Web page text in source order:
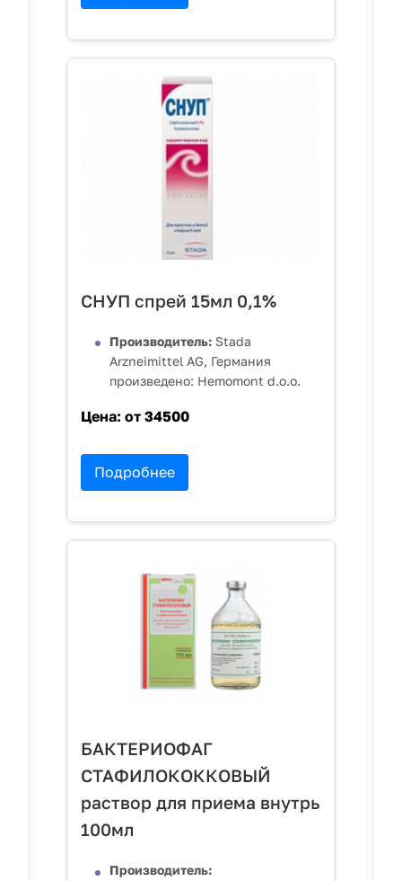
СНУП спрей 15мл 0,1%
Производитель: Stada
Arzneimittel AG, Германия
произведено: Hemomont d.o.o.
Цена: от 34500
Подробнее
БАКТЕРИОФАГ
СТАФИЛОКОККОВЫЙ
раствор для приема внутрь
100мл
Производитель: